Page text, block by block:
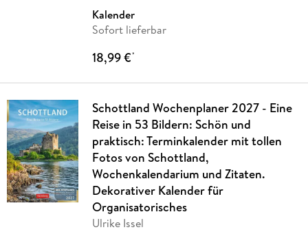
Kalender
Sofort lieferbar
18,99 €*
Schottland Wochenplaner 2027 - Eine
Reise in 53 Bildern: Schön und
praktisch: Terminkalender mit tollen
Fotos von Schottland,
Wochenkalendarium und Zitaten.
Dekorativer Kalender für
Organisatorisches
Ulrike Issel